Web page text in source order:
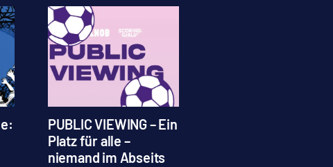
PUBLIC VIEWING – Ein
Platz für alle –
niemand im Abseits